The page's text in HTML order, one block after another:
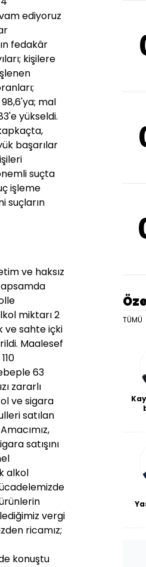
ediyoruz
fedakâr
kişilere
mal
yükseldi.
başarılar
suçta
işleme
suçların
ve haksız
miktarı 2
ve sahte içki
Maalesef
63
zararlı
ve sigara
satılan
satışını
alkol
vergi
ricamız;
konuştu
TÜMÜ